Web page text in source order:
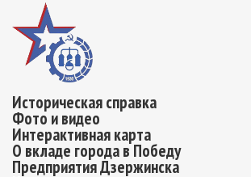
Историческая справка
Фото и видео
Интерактивная карта
О вкладе города в Победу
Предприятия Дзержинска